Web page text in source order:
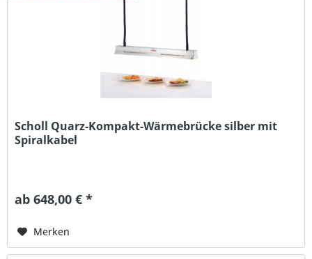
Scholl Quarz-Kompakt-Wärmebrücke silber mit
Spiralkabel
ab 648,00 € *
Merken